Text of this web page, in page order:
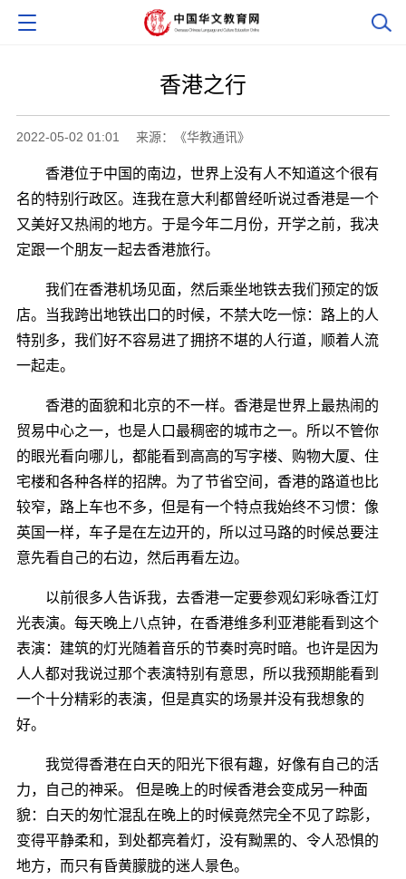
香港之行
2022-05-02 01:01 来源：《华教通讯》
香港位于中国的南边，世界上没有人不知道这个很有
名的特别行政区。连我在意大利都曾经听说过香港是一个
又美好又热闹的地方。于是今年二月份，开学之前，我决
定跟一个朋友一起去香港旅行。
我们在香港机场见面，然后乘坐地铁去我们预定的饭
店。当我跨出地铁出口的时候，不禁大吃一惊：路上的人
特别多，我们好不容易进了拥挤不堪的人行道，顺着人流
一起走。
香港的面貌和北京的不一样。香港是世界上最热闹的
贸易中心之一，也是人口最稠密的城市之一。所以不管你
的眼光看向哪儿，都能看到高高的写字楼、购物大厦、住
宅楼和各种各样的招牌。为了节省空间，香港的路道也比
较窄，路上车也不多，但是有一个特点我始终不习惯：像
英国一样，车子是在左边开的，所以过马路的时候总要注
意先看自己的右边，然后再看左边。
以前很多人告诉我，去香港一定要参观幻彩咏香江灯
光表演。每天晚上八点钟，在香港维多利亚港能看到这个
表演：建筑的灯光随着音乐的节奏时亮时暗。也许是因为
人人都对我说过那个表演特别有意思，所以我预期能看到
一个十分精彩的表演，但是真实的场景并没有我想象的
好。
我觉得香港在白天的阳光下很有趣，好像有自己的活
力，自己的神采。 但是晚上的时候香港会变成另一种面
貌：白天的匆忙混乱在晚上的时候竟然完全不见了踪影，
变得平静柔和，到处都亮着灯，没有黝黑的、令人恐惧的
地方，而只有昏黄朦胧的迷人景色。